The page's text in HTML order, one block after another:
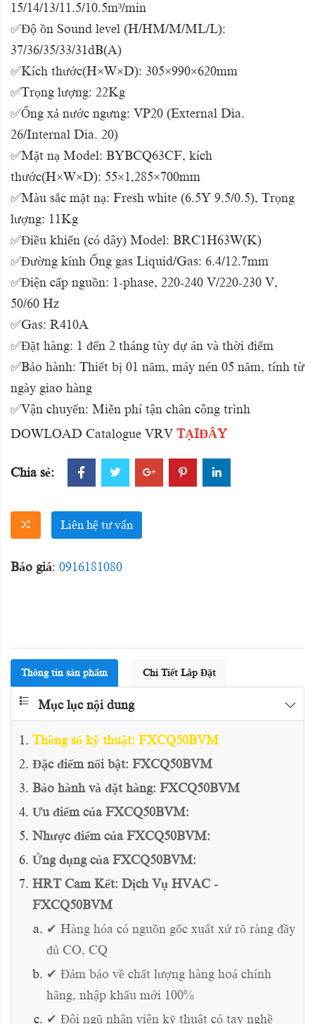
15/14/13/11.5/10.5m³/min
✅Độ ồn Sound level (H/HM/M/ML/L):
37/36/35/33/31dB(A)
✅Kích thước(H×W×D): 305×990×620mm
✅Trọng lượng: 22Kg
✅Ống xả nước ngưng: VP20 (External Dia.
26/Internal Dia. 20)
✅Mặt nạ Model: BYBCQ63CF, kích
thước(H×W×D): 55×1,285×700mm
✅Màu sắc mặt nạ: Fresh white (6.5Y 9.5/0.5), Trọng
lượng: 11Kg
✅Điều khiển (có dây) Model: BRC1H63W(K)
✅Đường kính Ống gas Liquid/Gas: 6.4/12.7mm
✅Điện cấp nguồn: 1-phase, 220-240 V/220-230 V,
50/60 Hz
✅Gas: R410A
✅Đặt hàng: 1 đến 2 tháng tùy dự án và thời điểm
✅Bảo hành: Thiết bị 01 năm, máy nén 05 năm, tính từ
ngày giao hàng
✅Vận chuyển: Miễn phí tận chân công trình
DOWLOAD Catalogue VRV TẠIĐÂY
Chia sẻ:
Liên hệ tư vấn
Báo giá: 0916181080
Thông tin sản phẩm Chi Tiết Lắp Đặt
Mục lục nội dung
Thông số kỹ thuật: FXCQ50BVM
Đặc điểm nổi bật: FXCQ50BVM
Bảo hành và đặt hàng: FXCQ50BVM
Ưu điểm của FXCQ50BVM:
Nhược điểm của FXCQ50BVM:
Ứng dụng của FXCQ50BVM:
HRT Cam Kết: Dịch Vụ HVAC -
FXCQ50BVM
✔ Hàng hóa có nguồn gốc xuất xứ rõ ràng đầy
đủ CO, CQ
✔ Đảm bảo về chất lượng hàng hoá chính
hãng, nhập khẩu mới 100%
✔ Đội ngũ nhân viên kỹ thuật có tay nghề